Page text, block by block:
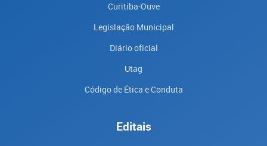
Curitiba-Ouve
Legislação Municipal
Diário oficial
Utag
Código de Ética e Conduta
Editais